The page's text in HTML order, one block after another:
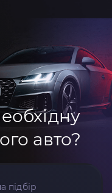
авто?
підбір